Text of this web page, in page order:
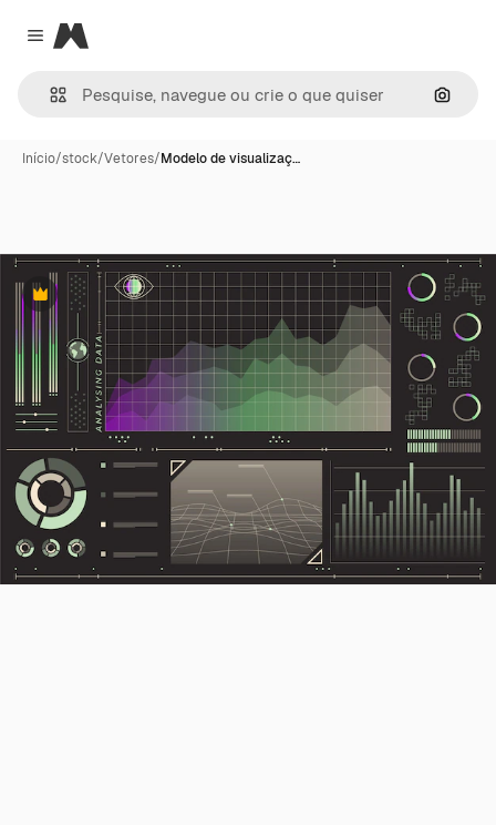
Close menu
Magnific
Início/stock/Vetores/Modelo de visualizaç…
Premium